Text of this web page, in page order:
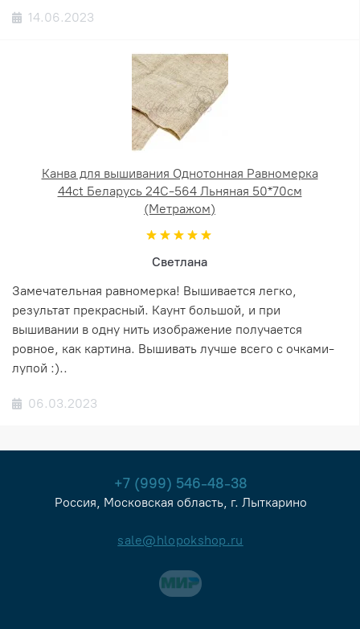
14.06.2023
Канва для вышивания Однотонная Равномерка
44ct Беларусь 24С-564 Льняная 50*70см
(Метражом)
Светлана
Замечательная равномерка! Вышивается легко,
результат прекрасный. Каунт большой, и при
вышивании в одну нить изображение получается
ровное, как картина. Вышивать лучше всего с очками-
лупой :)..
06.03.2023
+7 (999) 546-48-38
Россия, Московская область, г. Лыткарино
sale@hlopokshop.ru